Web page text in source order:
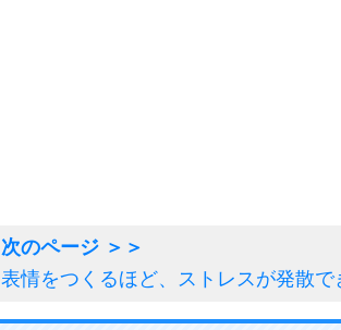
表情をつくるほど、ストレスが発散で